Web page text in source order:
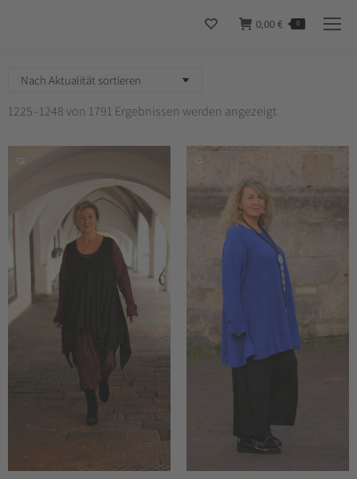
0,00€ 0
1225–1248 von 1791 Ergebnissen werden angezeigtNach